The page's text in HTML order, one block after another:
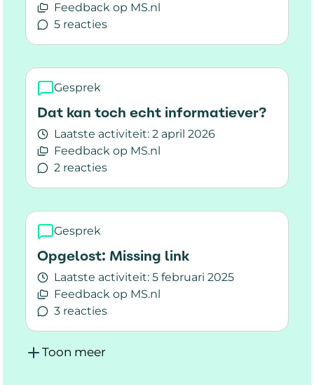
Feedback op MS.nl
5 reacties
Lees meer over Link naar een ''mogelijk
Gesprek
Dat kan toch echt informatiever?
Laatste activiteit: 2 april 2026
Feedback op MS.nl
2 reacties
Lees meer over Dat kan toch echt
Gesprek
Opgelost: Missing link
Laatste activiteit: 5 februari 2025
Feedback op MS.nl
3 reacties
Lees meer over Opgelost: Missing link
Toon meer